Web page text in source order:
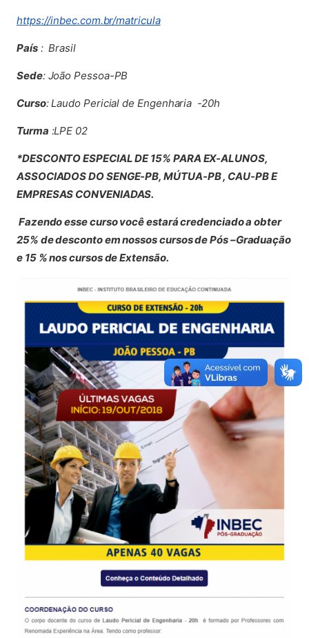
https://inbec.com.br/matricula(abre em nova aba)
País:Brasil
Sede: João Pessoa-PB
Curso: Laudo Pericial de Engenharia -20h
Turma :LPE 02
*DESCONTO ESPECIAL DE 15% PARA EX-ALUNOS,
ASSOCIADOS DO SENGE-PB, MÚTUA-PB , CAU-PB E
EMPRESAS CONVENIADAS.
Fazendo esse curso você estará credenciado a obter
25% de desconto em nossos cursos de Pós –Graduação
e 15 % nos cursos de Extensão.